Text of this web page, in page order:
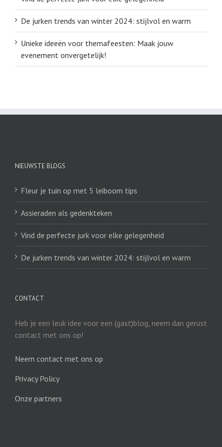
De jurken trends van winter 2024: stijlvol en warm
Unieke ideeën voor themafeesten: Maak jouw
evenement onvergetelijk!
NIEUWSTE BLOGS
Fleur je tuin op met 5 leiboom tips
Assieraden als gedenkteken
Vind de perfecte jurk voor elke gelegenheid
De jurken trends van winter 2024: stijlvol en warm
CONTACT
Heb je een leuk idee voor een (gast)blog, neem dan gerust
contact met ons op!
Neem contact met ons op
Privacy Policy
Onze partners